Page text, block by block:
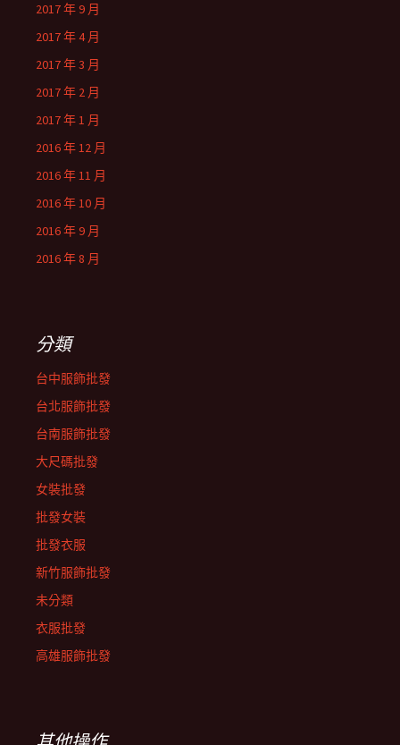
2017 年 9 月
2017 年 4 月
2017 年 3 月
2017 年 2 月
2017 年 1 月
2016 年 12 月
2016 年 11 月
2016 年 10 月
2016 年 9 月
2016 年 8 月
分類
台中服飾批發
台北服飾批發
台南服飾批發
大尺碼批發
女裝批發
批發女裝
批發衣服
新竹服飾批發
未分類
衣服批發
高雄服飾批發